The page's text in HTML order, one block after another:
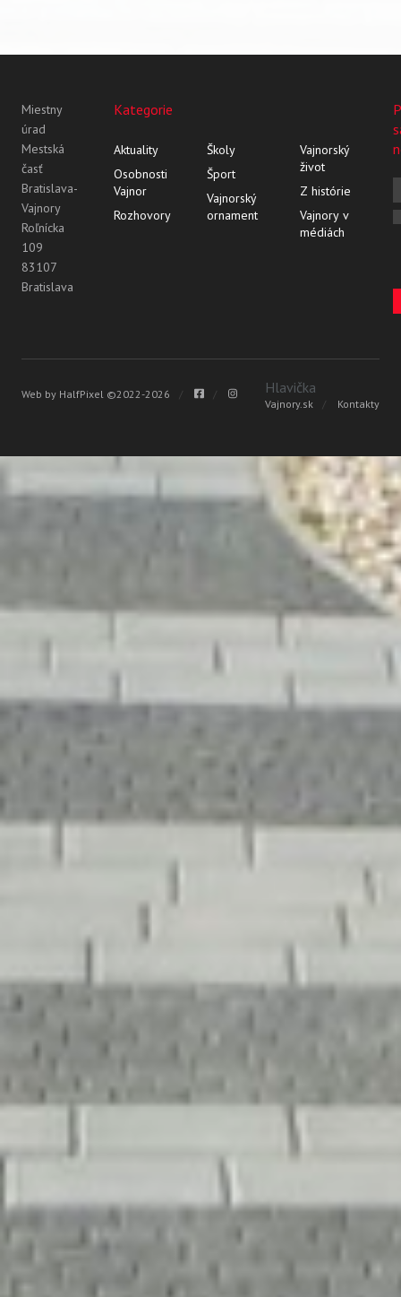
Vyhľadávanie
Miestny
úrad
Mestská
časť
Bratislava-
Vajnory
Roľnícka
109
83107
Bratislava
Kategorie
Aktuality
Osobnosti
Vajnor
Rozhovory
Školy
Šport
Vajnorský
ornament
Vajnorský
život
Z histórie
Vajnory v
médiách
Web by HalfPixel ©2022-2026 Hlavička
Vajnory.sk Kontakty